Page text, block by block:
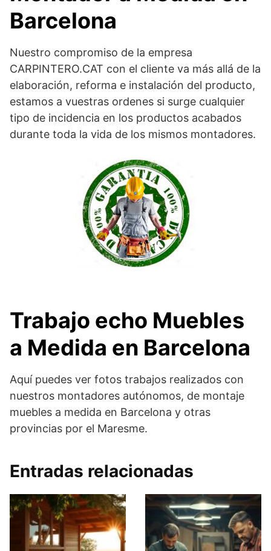
Barcelona
Nuestro compromiso de la empresa
CARPINTERO.CAT con el cliente va más allá de la
elaboración, reforma e instalación del producto,
estamos a vuestras ordenes si surge cualquier
tipo de incidencia en los productos acabados
durante toda la vida de los mismos montadores.
Trabajo echo Muebles
a Medida en Barcelona
Aquí puedes ver fotos trabajos realizados con
nuestros montadores autónomos, de montaje
muebles a medida en Barcelona y otras
provincias por el Maresme.
Entradas relacionadas